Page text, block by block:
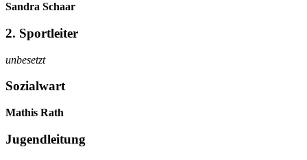
Sandra Schaar
2. Sportleiter
unbesetzt
Sozialwart
Mathis Rath
Jugendleitung